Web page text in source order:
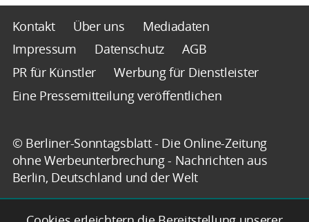
Kontakt Über uns
Mediadaten
Impressum
Datenschutz
AGB
PR für Künstler
Werbung für Dienstleister
Eine Pressemitteilung veröffentlichen
© Berliner-Sonntagsblatt - Die Online-Zeitung
ohne Werbeunterbrechung - Nachrichten aus
Berlin, Deutschland und der Welt